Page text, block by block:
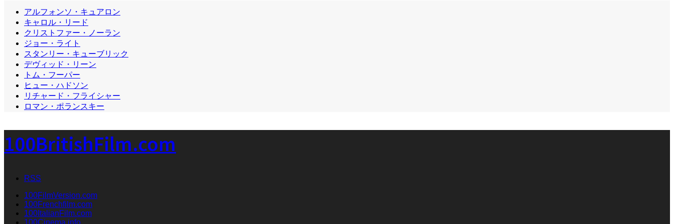
アルフォンソ・キュアロン
キャロル・リード
クリストファー・ノーラン
ジョー・ライト
スタンリー・キューブリック
デヴィッド・リーン
トム・フーパー
ヒュー・ハドソン
リチャード・フライシャー
ロマン・ポランスキー
100BritishFilm.com
RSS
100FilmVersion.com
100Frenchfilm.com
100ItalianFilm.com
100Cinema.info